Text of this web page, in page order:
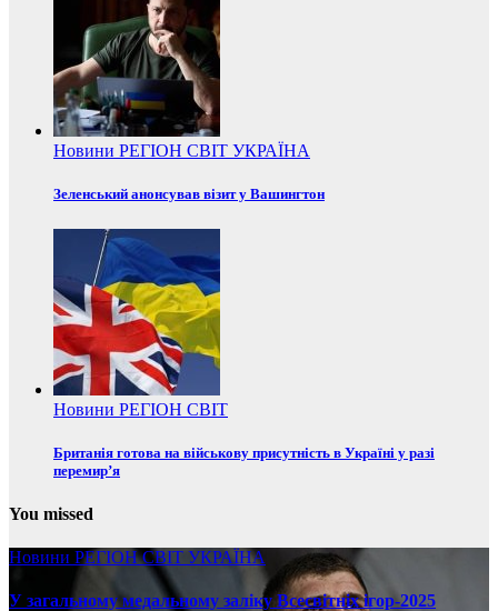
Новини РЕГІОН СВІТ УКРАЇНА
Зеленський анонсував візит у Вашингтон
Новини РЕГІОН СВІТ
Британія готова на військову присутність в Україні у разі
перемир’я
You missed
Новини РЕГІОНСВІТ УКРАЇНА
У загальному медальному заліку Всесвітніх ігор-2025